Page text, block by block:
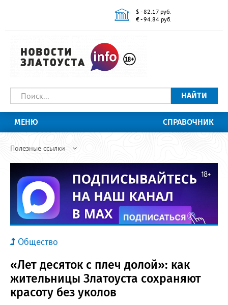
$ - 82.17 руб.
€ - 94.84 руб.
НАЙТИ
МЕНЮ СПРАВОЧНИК
Полезные ссылки
Общество
«Лет десяток с плеч долой»: как
жительницы Златоуста сохраняют
красоту без уколов